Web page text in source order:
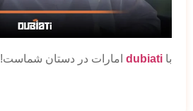
با dubiati امارات در دستان شماست!